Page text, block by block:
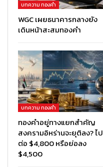
บทความ ทองคำ
WGC เผยธนาคารกลางยัง
เดินหน้าสะสมทองคำ
บทความ ทองคำ
ทองคำอยู่ทางแยกสำคัญ
สงครามอิหร่านจะยุติลง? ไป
ต่อ $4,800 หรือย่อลง
$4,500